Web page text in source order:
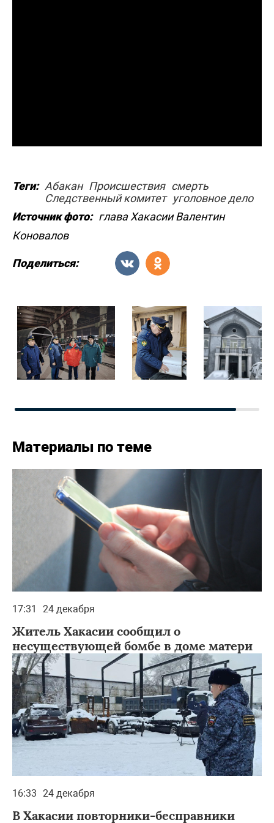
Теги: Абакан Происшествия смерть
Следственный комитет уголовное дело
Источник фото: глава Хакасии Валентин
Коновалов
Поделиться:
Материалы по теме
17:31 24 декабря
Житель Хакасии сообщил о
несуществующей бомбе в доме матери
16:33 24 декабря
В Хакасии повторники-бесправники